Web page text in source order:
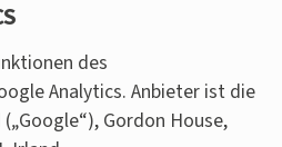
des
Analytics. Anbieter ist die
Gordon House,